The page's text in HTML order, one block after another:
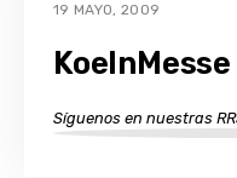
19 MAYO, 2009
Síguenos en nuestras